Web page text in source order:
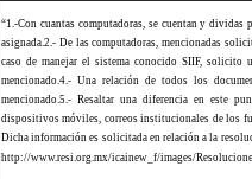
“1.-Con cuantas computadoras, se cuentan y
asignada.2.- De las computadoras, mencionadas
caso de manejar el sistema conocido SIIF,
mencionado.4.- Una relación de todos los
mencionado.5.- Resaltar una diferencia en este
dispositivos móviles, correos institucionales de los
Dicha información es solicitada en relación a la
http://www.resi.org.mx/icainew_f/images/